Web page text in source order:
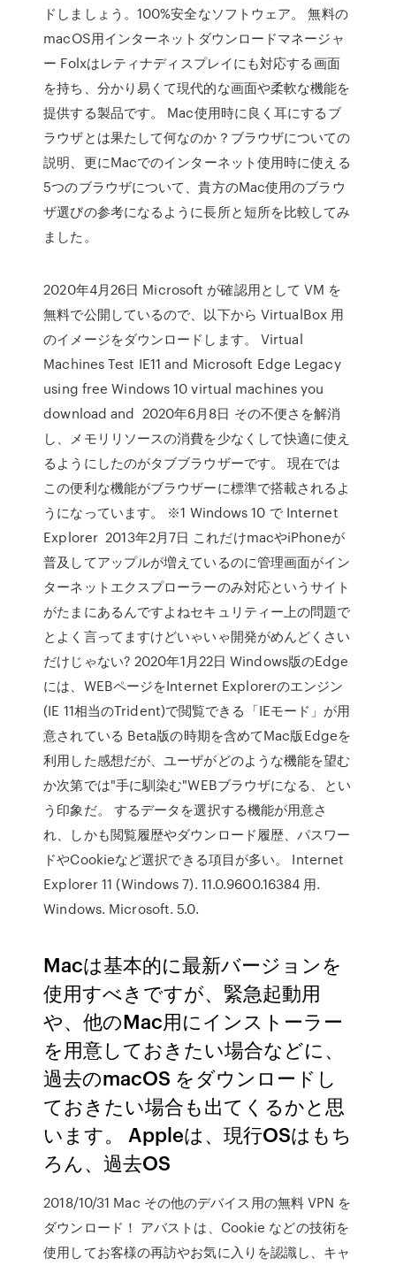
ドしましょう。100%安全なソフトウェア。 無料の
macOS用インターネットダウンロードマネージャ
ー Folxはレティナディスプレイにも対応する画面
を持ち、分かり易くて現代的な画面や柔軟な機能を
提供する製品です。 Mac使用時に良く耳にするブ
ラウザとは果たして何なのか？ブラウザについての
説明、更にMacでのインターネット使用時に使える
5つのブラウザについて、貴方のMac使用のブラウ
ザ選びの参考になるように長所と短所を比較してみ
ました。
2020年4月26日 Microsoft が確認用として VM を
無料で公開しているので、以下から VirtualBox 用
のイメージをダウンロードします。 Virtual
Machines Test IE11 and Microsoft Edge Legacy
using free Windows 10 virtual machines you
download and 2020年6月8日 その不便さを解消
し、メモリリソースの消費を少なくして快適に使え
るようにしたのがタブブラウザーです。 現在では
この便利な機能がブラウザーに標準で搭載されるよ
うになっています。 ※1 Windows 10 で Internet
Explorer 2013年2月7日 これだけmacやiPhoneが
普及してアップルが増えているのに管理画面がイン
ターネットエクスプローラーのみ対応というサイト
がたまにあるんですよねセキュリティー上の問題で
とよく言ってますけどいゃいゃ開発がめんどくさい
だけじゃない? 2020年1月22日 Windows版のEdge
には、WEBページをInternet Explorerのエンジン
(IE 11相当のTrident)で閲覧できる「IEモード」が用
意されている Beta版の時期を含めてMac版Edgeを
利用した感想だが、ユーザがどのような機能を望む
か次第では"手に馴染む"WEBブラウザになる、とい
う印象だ。 するデータを選択する機能が用意さ
れ、しかも閲覧履歴やダウンロード履歴、パスワー
ドやCookieなど選択できる項目が多い。 Internet
Explorer 11 (Windows 7). 11.0.9600.16384 用.
Windows. Microsoft. 5.0.
Macは基本的に最新バージョンを
使用すべきですが、緊急起動用
や、他のMac用にインストーラー
を用意しておきたい場合などに、
過去のmacOS をダウンロードし
ておきたい場合も出てくるかと思
います。 Appleは、現行OSはもち
ろん、過去OS
2018/10/31 Mac その他のデバイス用の無料 VPN を
ダウンロード！ アバストは、Cookie などの技術を
使用してお客様の再訪やお気に入りを認識し、キャ